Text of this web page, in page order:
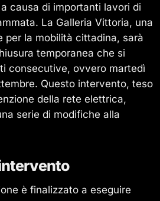
causa di importanti lavori di
La Galleria Vittoria, una
per la mobilità cittadina, sarà
temporanea che si
consecutive, ovvero martedì
Questo intervento, teso
della rete elettrica,
serie di modifiche alla
è finalizzato a eseguire